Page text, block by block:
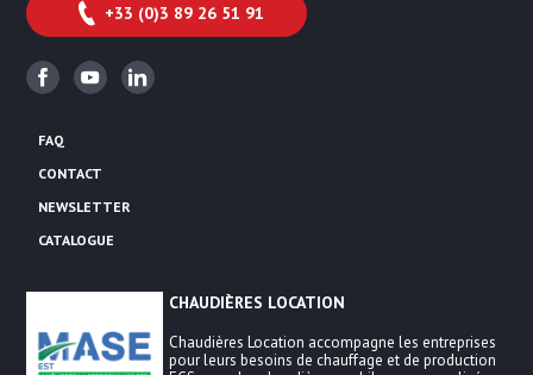
+33 (0)3 89 26 51 91
FacebookYoutubeLinkedin
FAQ
CONTACT
NEWSLETTER
CATALOGUE
CHAUDIÈRES LOCATION
Chaudières Location accompagne les entreprises
pour leurs besoins de chauffage et de production